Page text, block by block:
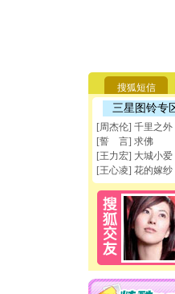
搜狐短信
三星图铃专
[周杰伦] 千里之外
[誓 言] 求佛
[王力宏] 大城小爱
[王心凌] 花的嫁纱